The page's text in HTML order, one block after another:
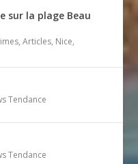
sur la plage Beau
,Articles, Nice,
Tendance
Tendance